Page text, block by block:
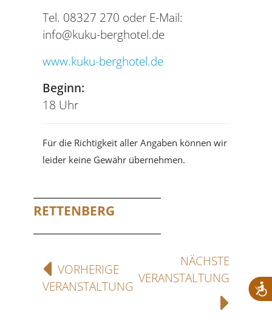
Tel. 08327 270 oder E-Mail:
info@kuku-berghotel.de
www.kuku-berghotel.de
Beginn:
18 Uhr
Für die Richtigkeit aller Angaben können wir
leider keine Gewähr übernehmen.
RETTENBERG
VORHERIGE
VERANSTALTUNG
NÄCHSTE
VERANSTALTUNG